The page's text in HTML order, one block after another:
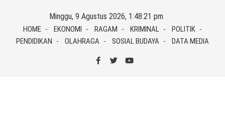
content
Minggu, 9 Agustus 2026, 1:48:21 pm
HOME EKONOMI RAGAM KRIMINAL
POLITIK
PENDIDIKAN
OLAHRAGA SOSIAL BUDAYA DATA MEDIA